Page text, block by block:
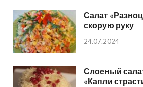
Салат
скорую руку
24.07.2024
Слоеный
«Капли